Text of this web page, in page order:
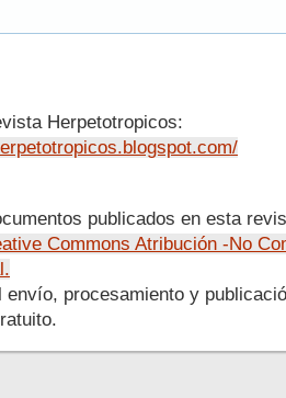
Herpetotropicos:
publicados en esta
Commons Atribución -No
envío, procesamiento y